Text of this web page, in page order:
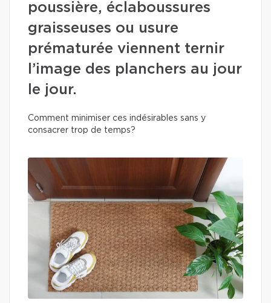
poussière, éclaboussures
graisseuses ou usure
prématurée viennent ternir
l’image des planchers au jour
le jour.
Comment minimiser ces indésirables sans y
consacrer trop de temps?